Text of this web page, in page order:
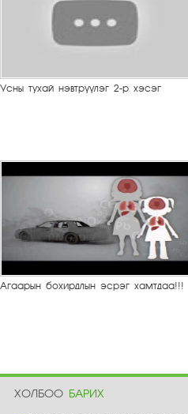
Усны тухай нэвтрүүлэг 2-р хэсэг
Агаарын бохирдлын эсрэг хамтдаа!!!
ХОЛБОО БАРИХ